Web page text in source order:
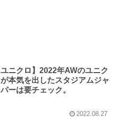
ユニクロ】2022年AWのユニク
が本気を出したスタジアムジャ
ーは要チェック。
2022.08.27